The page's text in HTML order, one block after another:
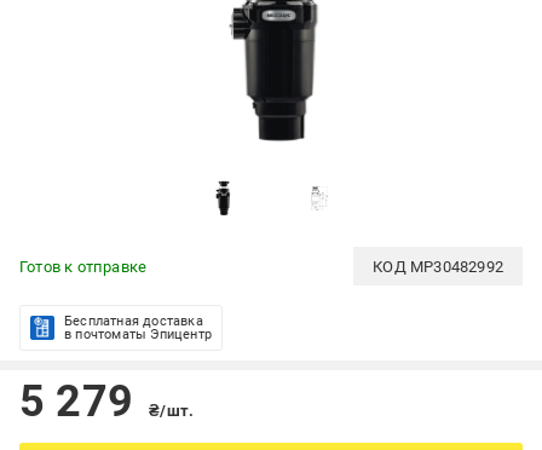
Готов к отправке КОД MP30482992
Бесплатная доставка
в почтоматы Эпицентр
5 279 ₴/шт.